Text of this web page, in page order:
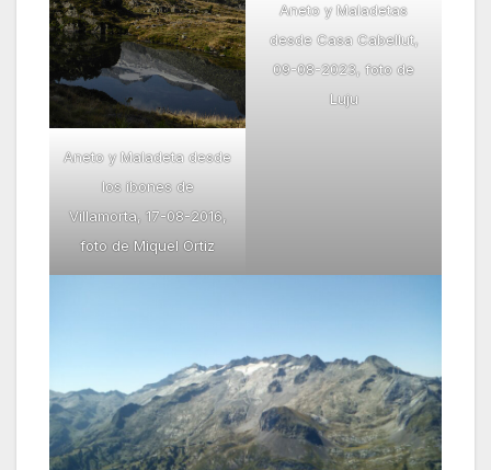
Aneto y Maladeta desde
los ibones de
Villamorta, 17-08-2016,
foto de Miquel Ortiz
Aneto y Maladetas
desde Casa Cabellut,
09-08-2023, foto de
Luju